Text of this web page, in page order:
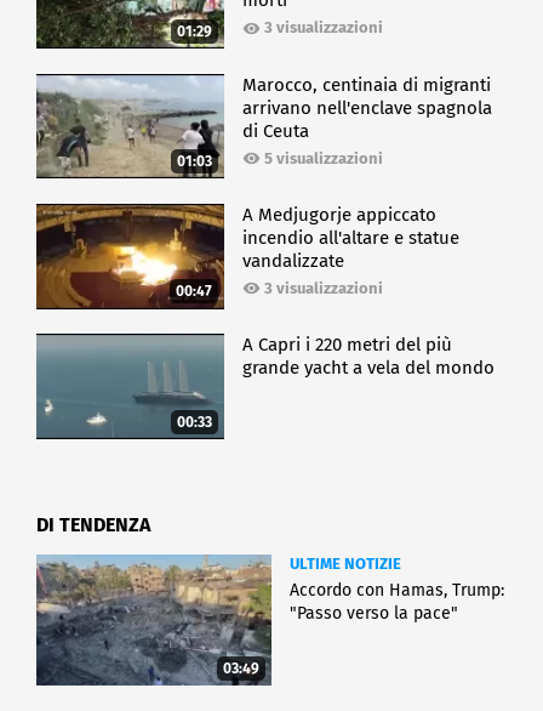
01:29 3 visualizzazioni
01:03
Marocco, centinaia di migranti
arrivano nell'enclave spagnola
di Ceuta
5 visualizzazioni
00:47
A Medjugorje appiccato
incendio all'altare e statue
vandalizzate
3 visualizzazioni
00:33
A Capri i 220 metri del più
grande yacht a vela del mondo
DI TENDENZA
03:49
ULTIME NOTIZIE
Accordo con Hamas, Trump:
"Passo verso la pace"